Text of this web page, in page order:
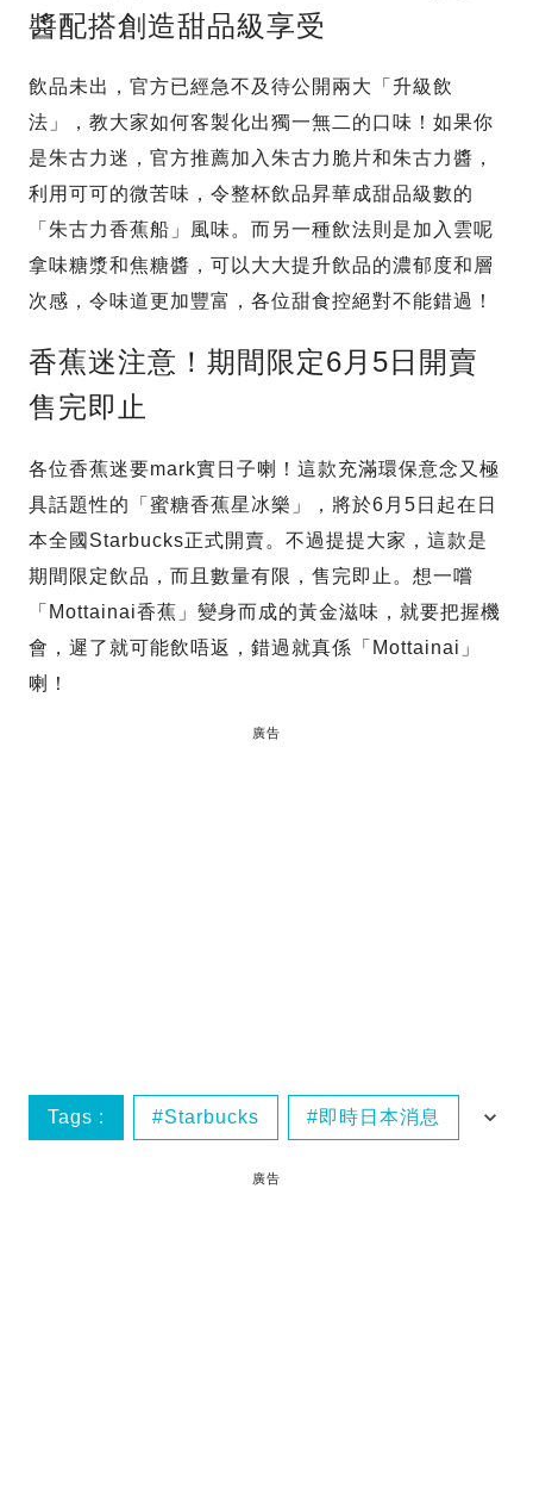
醬配搭創造甜品級享受
飲品未出，官方已經急不及待公開兩大「升級飲
法」，教大家如何客製化出獨一無二的口味！如果你
是朱古力迷，官方推薦加入朱古力脆片和朱古力醬，
利用可可的微苦味，令整杯飲品昇華成甜品級數的
「朱古力香蕉船」風味。而另一種飲法則是加入雲呢
拿味糖漿和焦糖醬，可以大大提升飲品的濃郁度和層
次感，令味道更加豐富，各位甜食控絕對不能錯過！
香蕉迷注意！期間限定6月5日開賣
售完即止
各位香蕉迷要mark實日子喇！這款充滿環保意念又極
具話題性的「蜜糖香蕉星冰樂」，將於6月5日起在日
本全國Starbucks正式開賣。不過提提大家，這款是
期間限定飲品，而且數量有限，售完即止。想一嚐
「Mottainai香蕉」變身而成的黃金滋味，就要把握機
會，遲了就可能飲唔返，錯過就真係「Mottainai」
喇！
廣告
Tags : Starbucks 即時日本消息
廣告